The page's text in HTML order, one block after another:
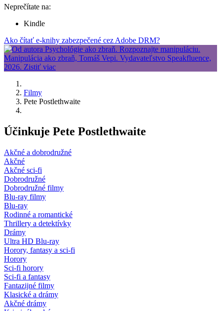
Neprečítate na:
Kindle
Ako čítať e-knihy zabezpečené cez Adobe DRM?
Filmy
Pete Postlethwaite
Účinkuje Pete Postlethwaite
Akčné a dobrodružné
Akčné
Akčné sci-fi
Dobrodružné
Dobrodružné filmy
Blu-ray filmy
Blu-ray
Rodinné a romantické
Thrillery a detektívky
Drámy
Ultra HD Blu-ray
Horory, fantasy a sci-fi
Horory
Sci-fi horory
Sci-fi a fantasy
Fantazijné filmy
Klasické a drámy
Akčné drámy